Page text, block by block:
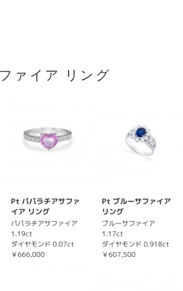
ァイア リング
Pt パパラチアサファ
イア リング
パパラチアサファイア
1.19ct
ダイヤモンド 0.07ct
￥666,000
Pt ブルーサファイア
リング
ブルーサファイア
1.17ct
ダイヤモンド 0.918ct
￥607,500